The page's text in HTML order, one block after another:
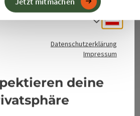
GmbH
Datenschutzerklärung
Impressum
deine